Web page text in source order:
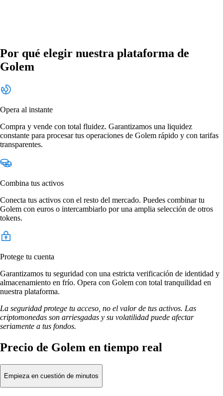
Por qué elegir nuestra plataforma de
Golem
Opera al instante
Compra y vende con total fluidez. Garantizamos una liquidez
constante para procesar tus operaciones de Golem rápido y con tarifas
transparentes.
Combina tus activos
Conecta tus activos con el resto del mercado. Puedes combinar tu
Golem con euros o intercambiarlo por una amplia selección de otros
tokens.
Protege tu cuenta
Garantizamos tu seguridad con una estricta verificación de identidad y
almacenamiento en frío. Opera con Golem con total tranquilidad en
nuestra plataforma.
La seguridad protege tu acceso, no el valor de tus activos. Las
criptomonedas son arriesgadas y su volatilidad puede afectar
seriamente a tus fondos.
Precio de Golem en tiempo real
Empieza en cuestión de minutos